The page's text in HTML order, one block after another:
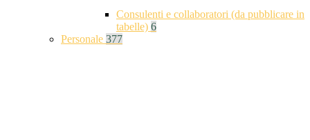
Consulenti e collaboratori (da pubblicare in
tabelle) 6
Personale 377